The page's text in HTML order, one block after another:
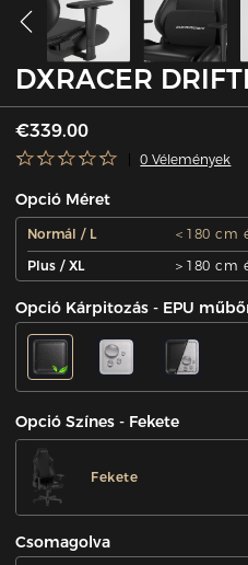
DXRACER
€339.00
0 Vélemények
Opció Méret
Normál / L
＜180 cm
Plus / XL
＞180 cm
Opció Kárpitozás - EPU
Opció Színes - Fekete
Fekete
Csomagolva